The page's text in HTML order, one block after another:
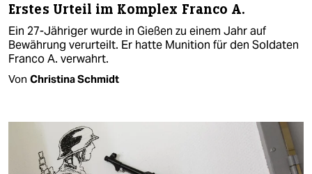
Erstes Urteil im Komplex Franco A.
Ein 27-Jähriger wurde in Gießen zu einem Jahr auf
Bewährung verurteilt. Er hatte Munition für den Soldaten
Franco A. verwahrt.
Von Christina Schmidt